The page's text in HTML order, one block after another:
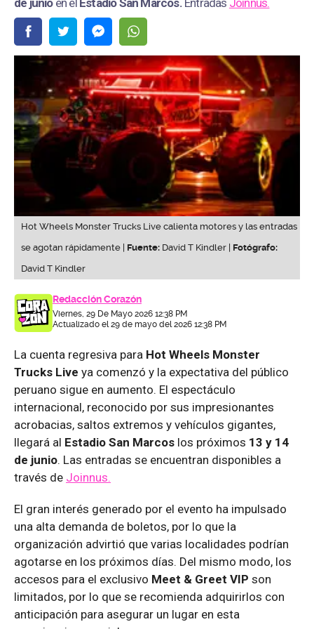
Hot Wheels Monster Trucks Live calienta motores y las entradas
se agotan rápidamente | Fuente: David T Kindler | Fotógrafo:
David T Kindler
Redacción Corazón
Viernes, 29 De Mayo 2026 12:38 PM
Actualizado el 29 de mayo del 2026 12:38 PM
La cuenta regresiva para Hot Wheels Monster
Trucks Live ya comenzó y la expectativa del público
peruano sigue en aumento. El espectáculo
internacional, reconocido por sus impresionantes
acrobacias, saltos extremos y vehículos gigantes,
llegará al Estadio San Marcos los próximos 13 y 14
de junio. Las entradas se encuentran disponibles a
través de Joinnus.
El gran interés generado por el evento ha impulsado
una alta demanda de boletos, por lo que la
organización advirtió que varias localidades podrían
agotarse en los próximos días. Del mismo modo, los
accesos para el exclusivo Meet & Greet VIP son
limitados, por lo que se recomienda adquirirlos con
anticipación para asegurar un lugar en esta